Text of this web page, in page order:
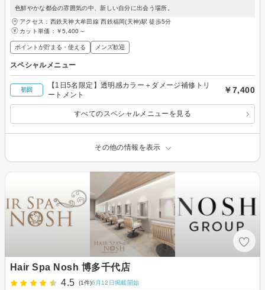
色鮮やかな都会の雰囲気の中、新しい自分に出会う場所。
アクセス：西鉄天神大牟田線 西鉄福岡(天神)駅 徒歩5分
カット単価： ￥5,400～
ポイントが貯まる・使える メンズ歓迎
スペシャルメニュー
初回
【1日5名限定】透明感カラー＋ダメージ補修トリ
ートメント
￥7,400
すべてのスペシャルメニューを見る
その他の情報を表示
Hair Spa Nosh 博多千代店
4.5
(1件)6月12日掲載開始